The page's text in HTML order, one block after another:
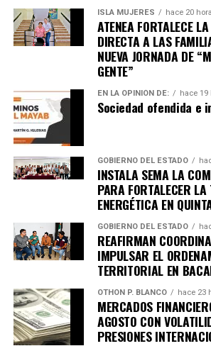
ISLA MUJERES hace 20
ATENEA FORTALECE
DIRECTA A LAS
NUEVA JORNADA DE
GENTE”
EN LA OPINIÓN DE: hace 19
Sociedad ofendida e
GOBIERNO DEL ESTADO
INSTALA SEMA LA
PARA FORTALECER
ENERGÉTICA EN
GOBIERNO DEL ESTADO
REAFIRMAN
IMPULSAR EL
TERRITORIAL EN
OTHON P. BLANCO hace 23
MERCADOS
AGOSTO CON
PRESIONES